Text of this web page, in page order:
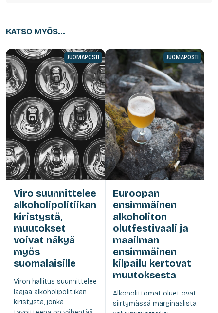
KATSO MYÖS...
JUOMAPOSTI
Viro suunnittelee
alkoholipolitiikan
kiristystä,
muutokset
voivat näkyä
myös
suomalaisille
Viron hallitus suunnittelee
laajaa alkoholipolitiikan
kiristystä, jonka
JUOMAPOSTI
Euroopan
ensimmäinen
alkoholiton
olutfestivaali ja
maailman
ensimmäinen
kilpailu kertovat
muutoksesta
Alkoholittomat oluet ovat
siirtymässä marginaalista